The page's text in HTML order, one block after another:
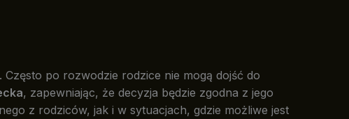
. Często po rozwodzie rodzice nie mogą dojść do
, zapewniając, że decyzja będzie zgodna z jego
z rodziców, jak i w sytuacjach, gdzie możliwe jest